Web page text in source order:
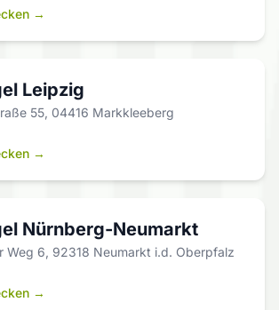
→
Leipzig
55, 04416 Markkleeberg
→
Nürnberg-Neumarkt
Weg 6, 92318 Neumarkt i.d. Oberpfalz
→